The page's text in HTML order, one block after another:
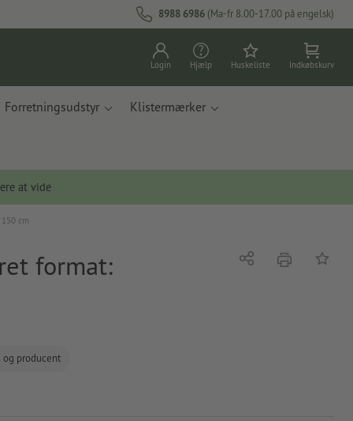
8988 6986 (Ma-fr 8.00-17.00 på engelsk)
Login Hjælp Huskeliste Indkøbskurv
Forretningsudstyr Klistermærker
at vide
cm
format:
og producent
Del tryk Tilføj